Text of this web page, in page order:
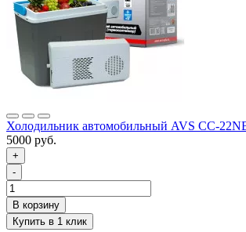
Холодильник автомобильный AVS CC-
5000 руб.
+
-